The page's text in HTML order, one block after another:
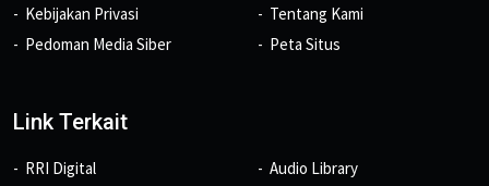
Kebijakan Privasi
Pedoman Media Siber
Tentang Kami
Peta Situs
Link Terkait
RRI Digital
Audio Library